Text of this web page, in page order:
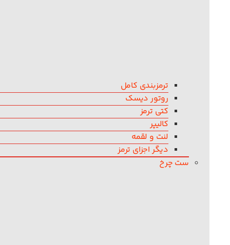
ترمزبندی کامل
روتور دیسک
کتی ترمز
کالیپر
لنت و لقمه
دیگر اجزای ترمز
ست چرخ